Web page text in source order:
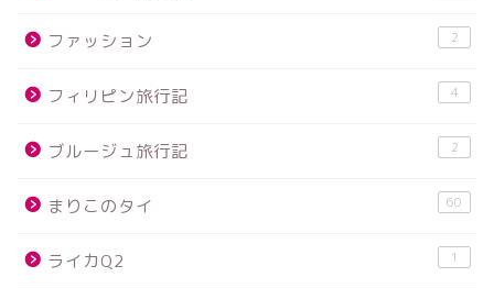
ファッション 2
フィリピン旅行記 4
ブルージュ旅行記 2
まりこのタイ 60
ライカQ2 1